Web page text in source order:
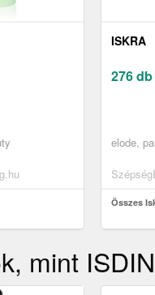
ISKRA
276 db
elode,
Összes
mint ISDIN